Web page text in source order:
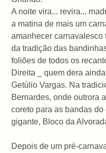
A noite vira... revira...
a matina de mais um
amanhecer carnavalesco
da tradição das
foliões de todos os
Direita _ quem dera
Getúlio Vargas. Na
Bernardes, onde outrora
coreto para as bandas
gigante, Bloco da
Depois de um pré-